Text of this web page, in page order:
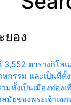
ยอง
3,552 ตารางกิโล
หกรรม และเป็นที่
มทั้งเป็นเมืองท่อง
มัยของพระเจ้าเ